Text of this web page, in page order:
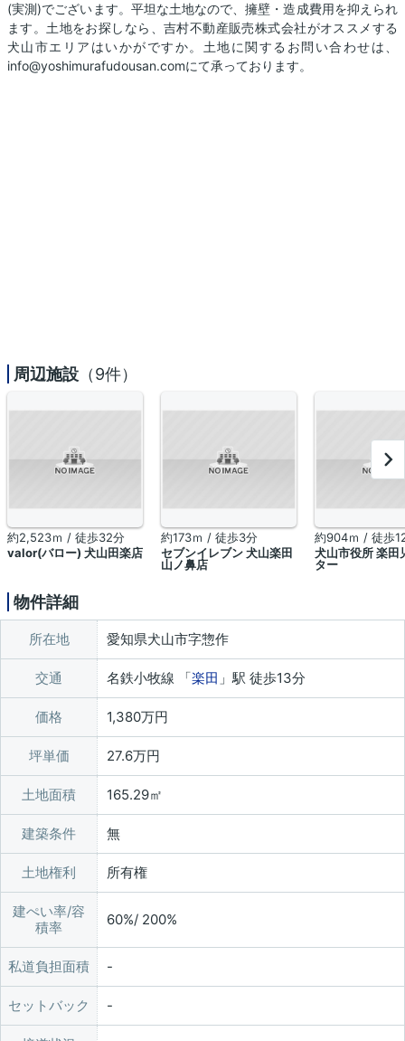
(実測)でございます。平坦な土地なので、擁壁・造成費用を抑えられ
ます。土地をお探しなら、吉村不動産販売株式会社がオススメする
犬山市エリアはいかがですか。土地に関するお問い合わせは、
info@yoshimurafudousan.comにて承っております。
周辺施設 （9件）
約2,523ｍ / 徒歩32分
valor(バロー) 犬山田楽店
約173ｍ / 徒歩3分
セブンイレブン 犬山楽田
山ノ鼻店
約904ｍ / 徒歩
犬山市役所 楽田
ター
物件詳細
所在地 愛知県犬山市字惣作
交通 名鉄小牧線 「楽田 」駅 徒歩13分
価格 1,380万円
坪単価 27.6万円
土地面積 165.29㎡
建築条件 無
土地権利 所有権
建ぺい率/容
積率
60%/ 200%
私道負担面積
セットバック